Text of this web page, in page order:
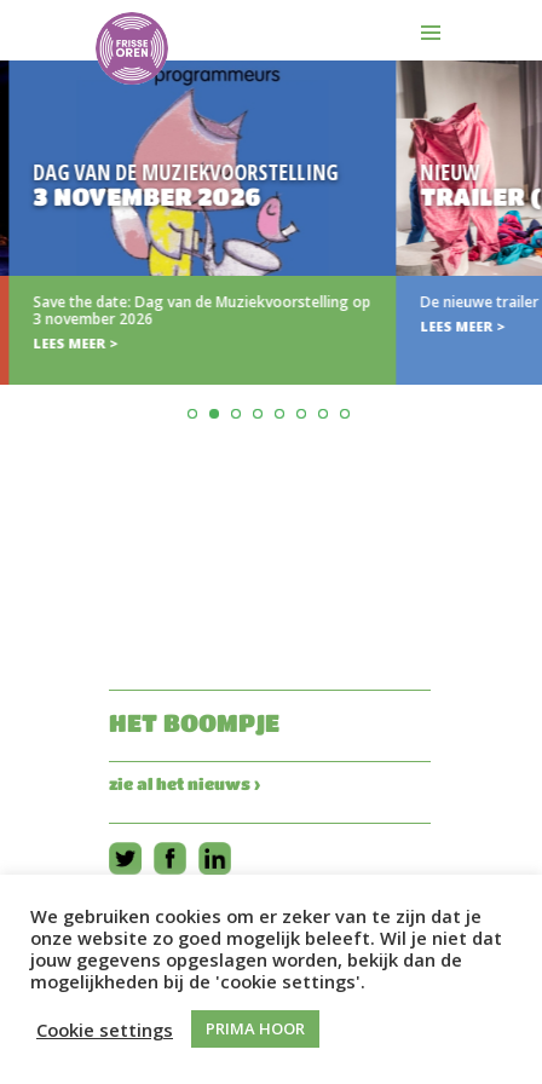
DE MUZIEKVOORSTELLING
2026
date: Dag van de Muziekvoorstelling op
2026
NIEUW
TRAILER
De nieuwe trailer van (N)iets
HET BOOMPJE
zie al het nieuws ›
We gebruiken cookies om er zeker van te zijn dat je
onze website zo goed mogelijk beleeft. Wil je niet dat
jouw gegevens opgeslagen worden, bekijk dan de
mogelijkheden bij de 'cookie settings'.
Cookie settings
PRIMA HOOR